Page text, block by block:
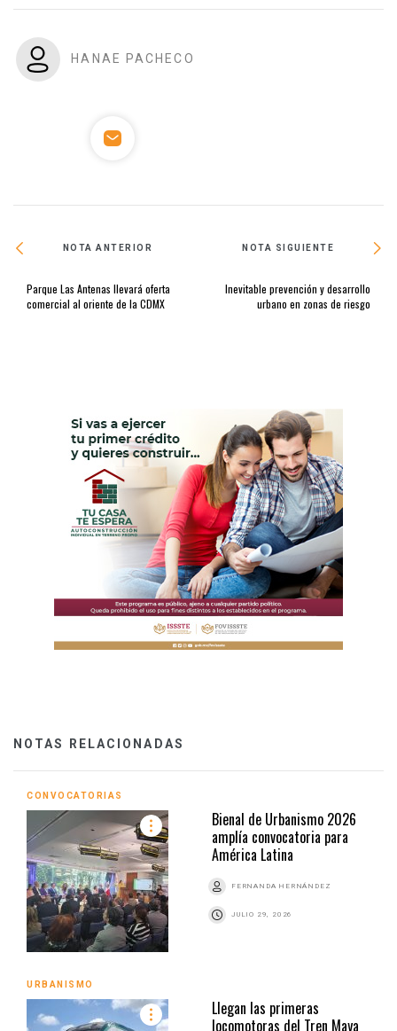
HANAE PACHECO
NOTA ANTERIOR
Parque Las Antenas llevará oferta
comercial al oriente de la CDMX
NOTA SIGUIENTE
Inevitable prevención y desarrollo
urbano en zonas de riesgo
NOTAS RELACIONADAS
CONVOCATORIAS
Bienal de Urbanismo 2026
amplía convocatoria para
América Latina
FERNANDA HERNÁNDEZ
JULIO 29, 2026
URBANISMO
Llegan las primeras
locomotoras del Tren Maya